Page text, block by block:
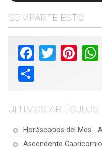
COMPARTE ESTO
Facebook
Twitter
Share
ÚLTIMOS ARTÍCULOS
Horóscopos del Mes -
Ascendente